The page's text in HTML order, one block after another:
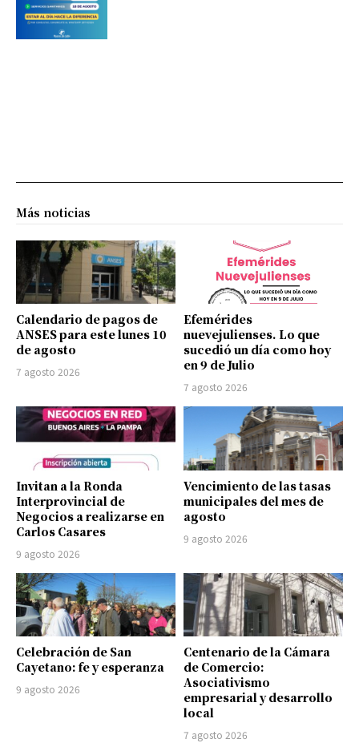
Más noticias
Calendario de pagos de
ANSES para este lunes 10
de agosto
7 agosto 2026
Efemérides
nuevejulienses. Lo que
sucedió un día como hoy
en 9 de Julio
7 agosto 2026
Invitan a la Ronda
Interprovincial de
Negocios a realizarse en
Carlos Casares
9 agosto 2026
Vencimiento de las tasas
municipales del mes de
agosto
9 agosto 2026
Celebración de San
Cayetano: fe y esperanza
9 agosto 2026
Centenario de la Cámara
de Comercio:
Asociativismo
empresarial y desarrollo
local
7 agosto 2026